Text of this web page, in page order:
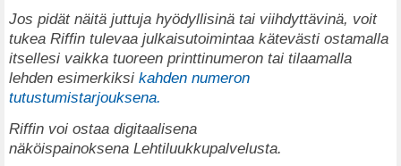
Jos pidät näitä juttuja hyödyllisinä tai viihdyttävinä, voit
tukea Riffin tulevaa julkaisutoimintaa kätevästi ostamalla
itsellesi vaikka tuoreen printtinumeron tai tilaamalla
lehden esimerkiksi kahden numeron
tutustumistarjouksena.
Riffin voi ostaa digitaalisena
näköispainoksena Lehtiluukkupalvelusta.